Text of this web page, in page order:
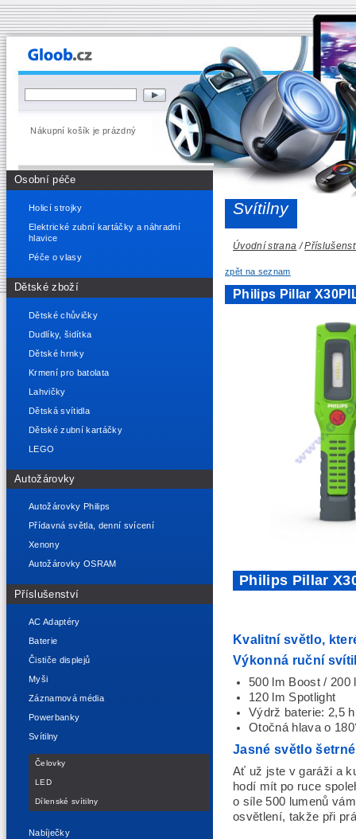
Nákupní košík je prázdný
Osobní péče
Holicí strojky
Elektrické zubní kartáčky a náhradní
hlavice
Péče o vlasy
Dětské zboží
Dětské chůvičky
Dudlíky, šidítka
Dětské hrnky
Krmení pro batolata
Lahvičky
Dětská svítidla
Dětské zubní kartáčky
LEGO
Autožárovky
Autožárovky Philips
Přídavná světla, denní svícení
Xenony
Autožárovky OSRAM
Příslušenství
AC Adaptéry
Baterie
Čističe displejů
Myši
Záznamová média
Powerbanky
Svítilny
Čelovky
LED
Dílenské svítilny
Nabíječky
Svítilny
Úvodní strana /
zpět na seznam
Philips Pillar
Philips Pillar
Kvalitní světlo,
Výkonná ruční
500 lm Boost / 200
120 lm Spotlight
Výdrž baterie: 2,5
Otočná hlava o
Jasné světlo
Ať už jste v garáži a
hodí mít po ruce
o síle 500 lumenů
osvětlení, takže při